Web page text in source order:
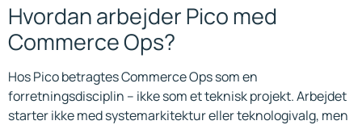
Hvordan arbejder Pico med
Commerce Ops?
Hos Pico betragtes Commerce Ops som en
forretningsdisciplin – ikke som et teknisk projekt. Arbejdet
starter ikke med systemarkitektur eller teknologivalg, men